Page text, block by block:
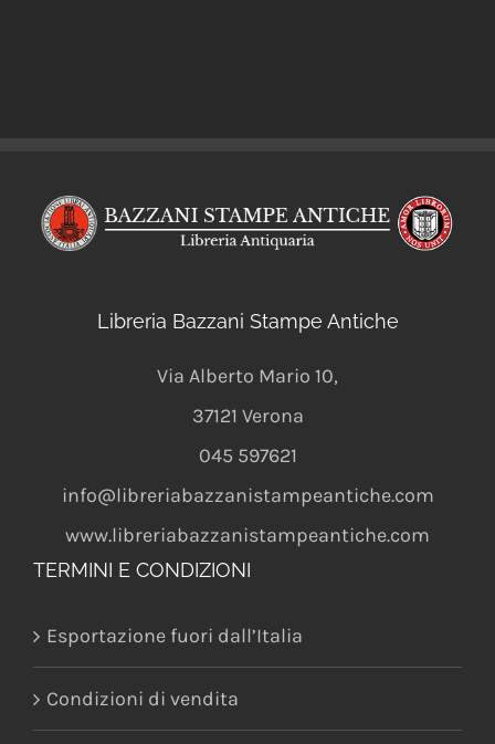
Libreria Bazzani Stampe Antiche
Via Alberto Mario 10,
37121 Verona
045 597621
info@libreriabazzanistampeantiche.com
www.libreriabazzanistampeantiche.com
TERMINI E CONDIZIONI
Esportazione fuori dall’Italia
Condizioni di vendita